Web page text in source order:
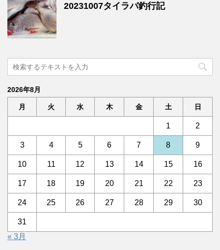
20231007タイラバ釣行記
2026年8月
月 火 水 木 金 土 日
1 2
3 4 5 6 7 8 9
10 11 12 13 14 15 16
17 18 19 20 21 22 23
24 25 26 27 28 29 30
31
« 3月